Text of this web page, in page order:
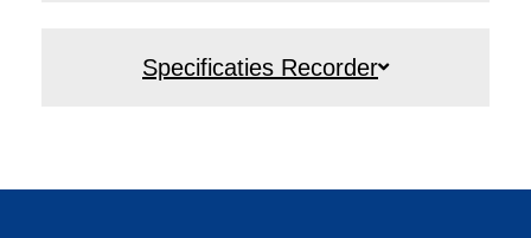
Specificaties Recorder